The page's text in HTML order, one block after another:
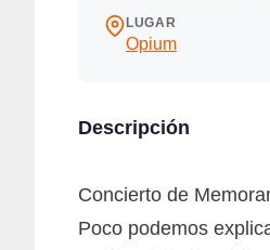
LUGAR
Opium
Descripción
Concierto de
Poco podemos